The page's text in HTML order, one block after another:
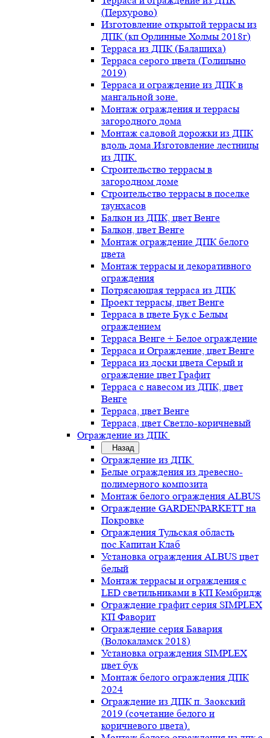
(Перхурово)
Изготовление открытой террасы из
ДПК (кп Орлинные Холмы 2018г)
Терраса из ДПК (Балашиха)
Терраса серого цвета (Голицыно
2019)
Терраса и ограждение из ДПК в
мангальной зоне.
Монтаж ограждения и террасы
загородного дома
Монтаж садовой дорожки из ДПК
вдоль дома.Изготовление лестницы
из ДПК.
Строительство террасы в
загородном доме
Строительство террасы в поселке
таунхасов
Балкон из ДПК, цвет Венге
Балкон, цвет Венге
Монтаж ограждение ДПК белого
цвета
Монтаж террасы и декоративного
ограждения
Потрясающая терраса из ДПК
Проект террасы, цвет Венге
Терраса в цвете Бук с Белым
ограждением
Терраса Венге + Белое ограждение
Терраса и Ограждение, цвет Венге
Терраса из доски цвета Серый и
ограждение цвет Графит
Терраса с навесом из ДПК, цвет
Венге
Терраса, цвет Венге
Терраса, цвет Светло-коричневый
Ограждение из ДПК
Назад
Ограждение из ДПК
Белые ограждения из древесно-
полимерного композита
Монтаж белого ограждения ALBUS
Ограждение GARDENPARKETT на
Покровке
Ограждения Тульская область
пос.Капитан Клаб
Установка ограждения ALBUS цвет
белый
Монтаж террасы и ограждения с
LED светильниками в КП Кембридж
Ограждение графит серия SIMPLEX
КП Фаворит
Ограждение серия Бавария
(Волокаламск 2018)
Установка ограждения SIMPLEX
цвет бук
Монтаж белого ограждения ДПК
2024
Ограждение из ДПК п. Заокский
2019 (сочетание белого и
коричневого цвета).